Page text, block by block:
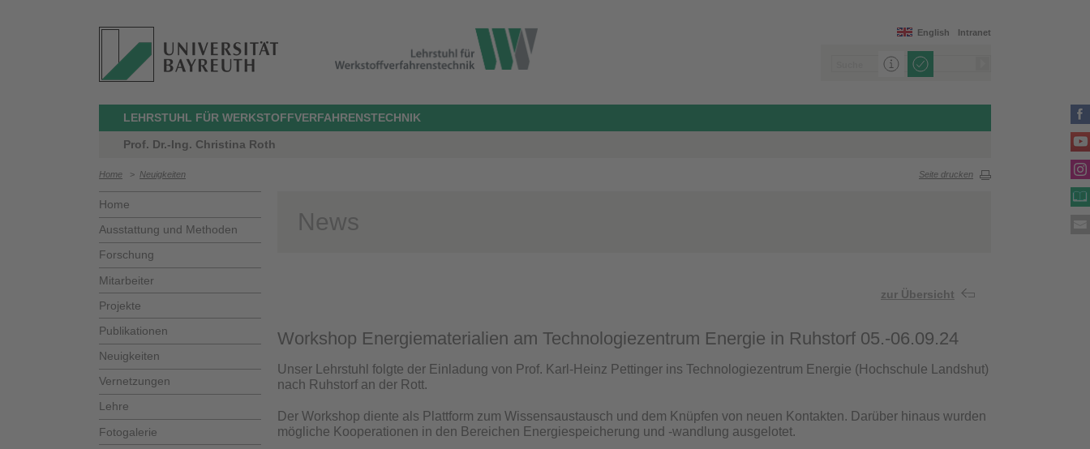
Intranet
English
LEHRSTUHL FÜR WERKSTOFFVERFAHRENSTECHNIK
Prof. Dr.-Ing. Christina Roth
Home > Neuigkeiten Seite drucken
Home
Ausstattung und Methoden
Forschung
Mitarbeiter
Projekte
Publikationen
Neuigkeiten
Vernetzungen
Lehre
Fotogalerie
News
zur Übersicht
Workshop Energiematerialien am Technologiezentrum Energie in Ruhstorf 05.-06.09.24
Unser Lehrstuhl folgte der Einladung von Prof. Karl-Heinz Pettinger ins Technologiezentrum Energie (Hochschule Landshut)
nach Ruhstorf an der Rott.
Der Workshop diente als Plattform zum Wissensaustausch und dem Knüpfen von neuen Kontakten. Darüber hinaus wurden
mögliche Kooperationen in den Bereichen Energiespeicherung und -wandlung ausgelotet.